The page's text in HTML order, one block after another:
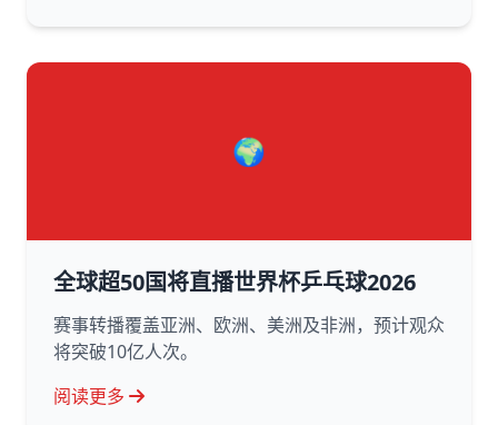
🌍
全球超50国将直播世界杯乒乓球2026
赛事转播覆盖亚洲、欧洲、美洲及非洲，预计观众
将突破10亿人次。
阅读更多